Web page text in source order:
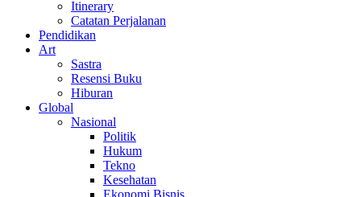
Itinerary
Catatan Perjalanan
Pendidikan
Art
Sastra
Resensi Buku
Hiburan
Global
Nasional
Politik
Hukum
Tekno
Kesehatan
Ekonomi Bisnis